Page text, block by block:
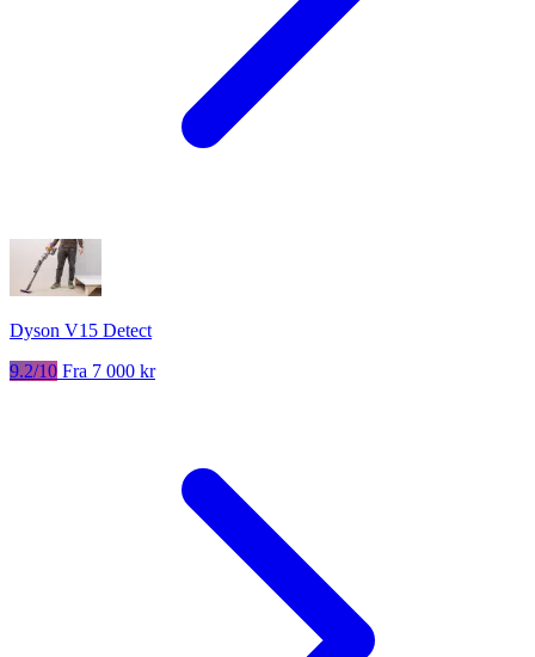
Dyson V15 Detect
9.2/10 Fra 7 000 kr